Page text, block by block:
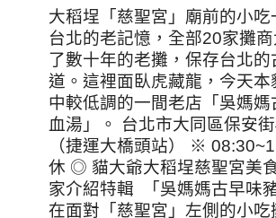
大稻埕「慈聖宮」廟前的小吃
台北的老記憶，全部20家攤
了數十年的老攤，保存台北的
道。這裡面臥虎藏龍，今天本
中較低調的一間老店「吳媽媽
血湯」。 台北市大同區保安街
（捷運大橋頭站） ※
休 ◎ 貓大爺大稻埕慈聖宮美
家介紹特輯 「吳媽媽古早味
在面對「慈聖宮」左側的小吃